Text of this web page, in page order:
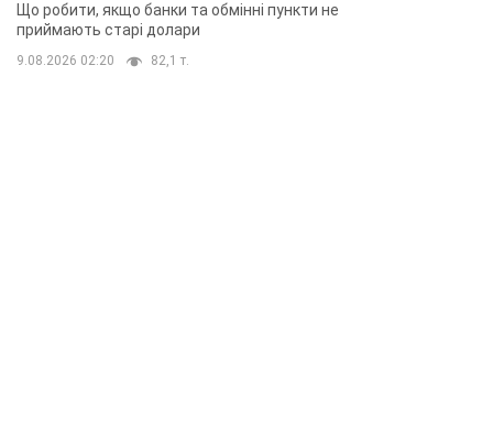
Що робити, якщо банки та обмінні пункти не
приймають старі долари
9.08.2026 02:20 82,1 т.